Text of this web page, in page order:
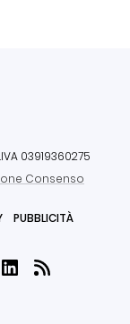
03919360275
Consenso
PUBBLICITÀ